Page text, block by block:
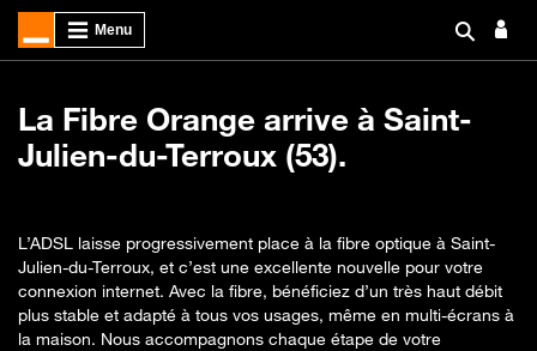
La Fibre Orange arrive à Saint-
Julien-du-Terroux (53).
L’ADSL laisse progressivement place à la fibre optique à Saint-
Julien-du-Terroux, et c’est une excellente nouvelle pour votre
connexion internet. Avec la fibre, bénéficiez d’un très haut débit
plus stable et adapté à tous vos usages, même en multi-écrans à
la maison. Nous accompagnons chaque étape de votre